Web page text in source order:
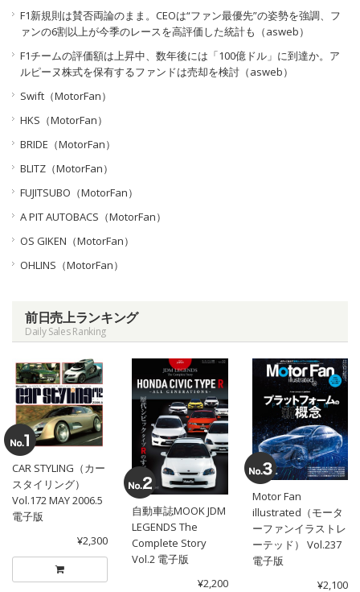
F1新規則は賛否両論のまま。CEOは“ファン最優先”の姿勢を強調、フ
ァンの6割以上が今季のレースを高評価した統計も（asweb）
F1チームの評価額は上昇中、数年後には「100億ドル」に到達か。ア
ルピーヌ株式を保有するファンドは売却を検討（asweb）
Swift（MotorFan）
HKS（MotorFan）
BRIDE（MotorFan）
BLITZ（MotorFan）
FUJITSUBO（MotorFan）
A PIT AUTOBACS（MotorFan）
OS GIKEN（MotorFan）
OHLINS（MotorFan）
前日売上ランキング
Daily Sales Ranking
CAR STYLING（カー
スタイリング）
Vol.172 MAY 2006.5
電子版
¥2,300
自動車誌MOOK JDM
LEGENDS The
Complete Story
Vol.2 電子版
¥2,200
Motor Fan
illustrated（モータ
ーファンイラストレ
ーテッド） Vol.237
電子版
¥2,100